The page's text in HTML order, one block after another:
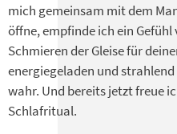
mich gemeinsam mit dem
öffne, empfinde ich ein
Schmieren der Gleise für
energiegeladen und
wahr. Und bereits jetzt freue
Schlafritual.